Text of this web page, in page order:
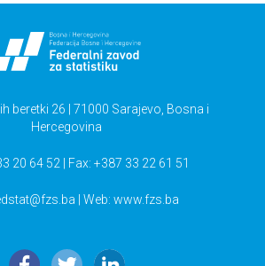
beretki 26 | 71000 Sarajevo, Bosna i
Hercegovina
20 64 52 | Fax: +387 33 22 61 51
| Web: www.fzs.ba